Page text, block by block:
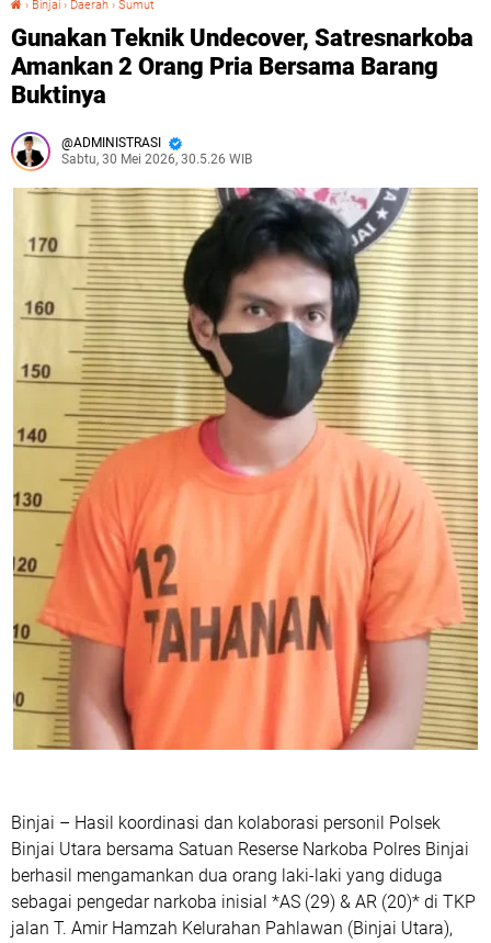
› Binjai › Daerah › Sumut
Gunakan Teknik Undecover, Satresnarkoba
Amankan 2 Orang Pria Bersama Barang
Buktinya
ADMINISTRASI
Sabtu, 30 Mei 2026, 30.5.26 WIB
Binjai – Hasil koordinasi dan kolaborasi personil Polsek
Binjai Utara bersama Satuan Reserse Narkoba Polres Binjai
berhasil mengamankan dua orang laki-laki yang diduga
sebagai pengedar narkoba inisial *AS (29) & AR (20)* di TKP
jalan T. Amir Hamzah Kelurahan Pahlawan (Binjai Utara),